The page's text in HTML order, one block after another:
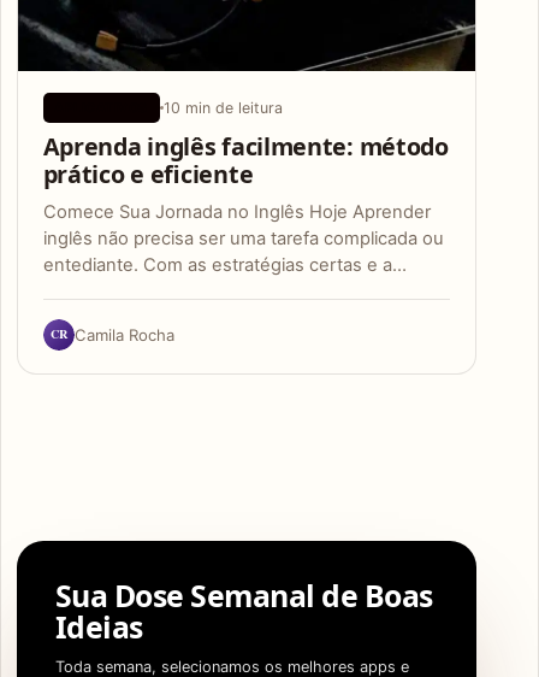
10 min de leitura
Aprenda inglês facilmente: método
prático e eficiente
Comece Sua Jornada no Inglês Hoje Aprender
inglês não precisa ser uma tarefa complicada ou
entediante. Com as estratégias certas e a…
CR Camila Rocha
Sua Dose Semanal de Boas
Ideias
Toda semana, selecionamos os melhores apps e